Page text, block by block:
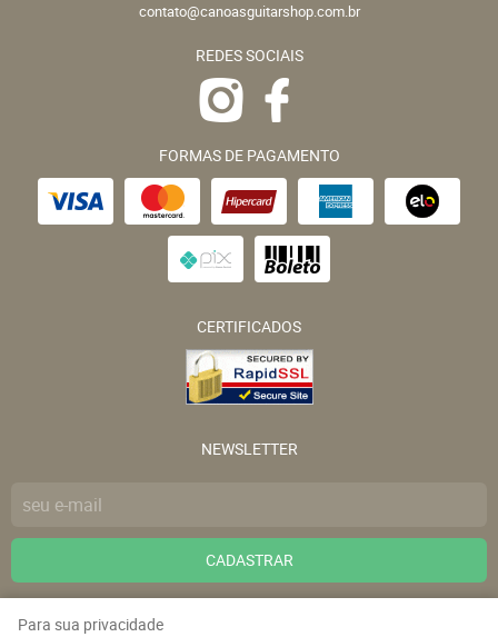
contato@canoasguitarshop.com.br
REDES SOCIAIS
FORMAS DE PAGAMENTO
CERTIFICADOS
NEWSLETTER
CADASTRAR
Para sua privacidade